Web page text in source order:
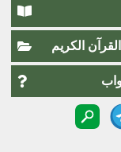
الكريم